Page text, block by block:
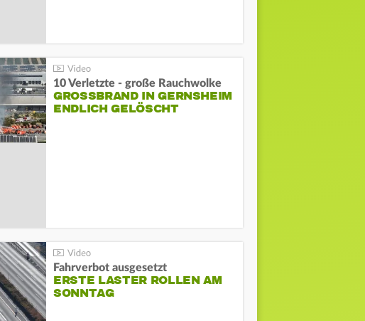
10 Verletzte - große Rauchwolke
GROSSBRAND IN GERNSHEIM E
NDLICH GELÖSCHT
Fahrverbot ausgesetzt
ERSTE LASTER ROLLEN AM
SONNTAG